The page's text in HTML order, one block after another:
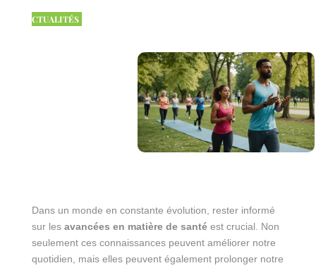
CTUALITÉS
Dans un monde en constante évolution, rester informé
sur les avancées en matière de santéest crucial. Non
seulement ces connaissances peuvent améliorer notre
quotidien, mais elles peuvent également prolonger notre